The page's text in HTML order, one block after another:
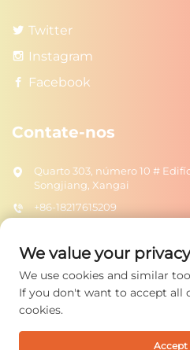
Twitter
Instagram
Facebook
Contate-nos
Quarto 303, número 10 #
Songjiang, Xangai
+86-18217615209
We value your privacy
We use cookies and similar
If you don't want to accept all
cookies.
Accept